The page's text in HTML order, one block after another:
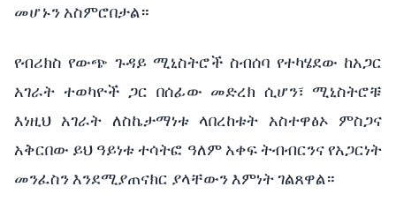
መሆኑን አስምሮበታል።
የብሪክስ የውጭ ጉዳይ ሚኒስትሮች ስብሰባ የተካሄደው ከአጋር
አገራት ተወካዮች ጋር በሰፊው መድረክ ሲሆን፣ ሚኒስትሮቹ
እነዚህ አገራት ለስኬታማነቱ ላበረከቱት አስተዋፅኦ ምስጋና
አቅርበው ይህ ዓይነቱ ተሳትፎ ዓለም አቀፍ ትብብርንና የአጋርነት
መንፈስን እንደሚያጠናክር ያላቸውን እምነት ገልጸዋል።